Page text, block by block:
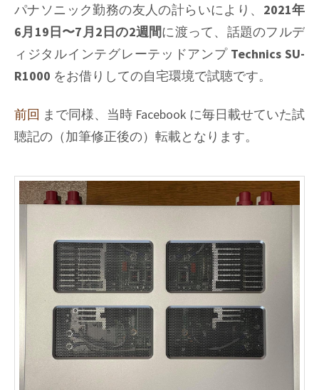
パナソニック勤務の友人の計らいにより、 2021年
6月19日〜7月2日の2週間に渡って、話題のフルデ
ィジタルインテグレーテッドアンプ Technics SU-
R1000 をお借りしての自宅環境で試聴です。
前回 まで同様、当時 Facebook に毎日載せていた試
聴記の（加筆修正後の）転載となります。